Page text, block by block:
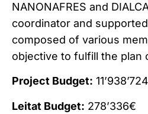
NANONAFRES and
coordinator and
composed of various
objective to fulfill the plan
Project Budget:
Leitat Budget: 278’336€